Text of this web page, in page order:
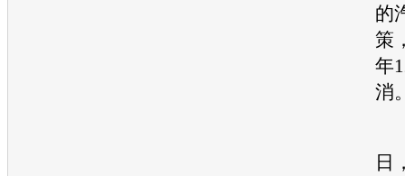
的
策
年
消
日